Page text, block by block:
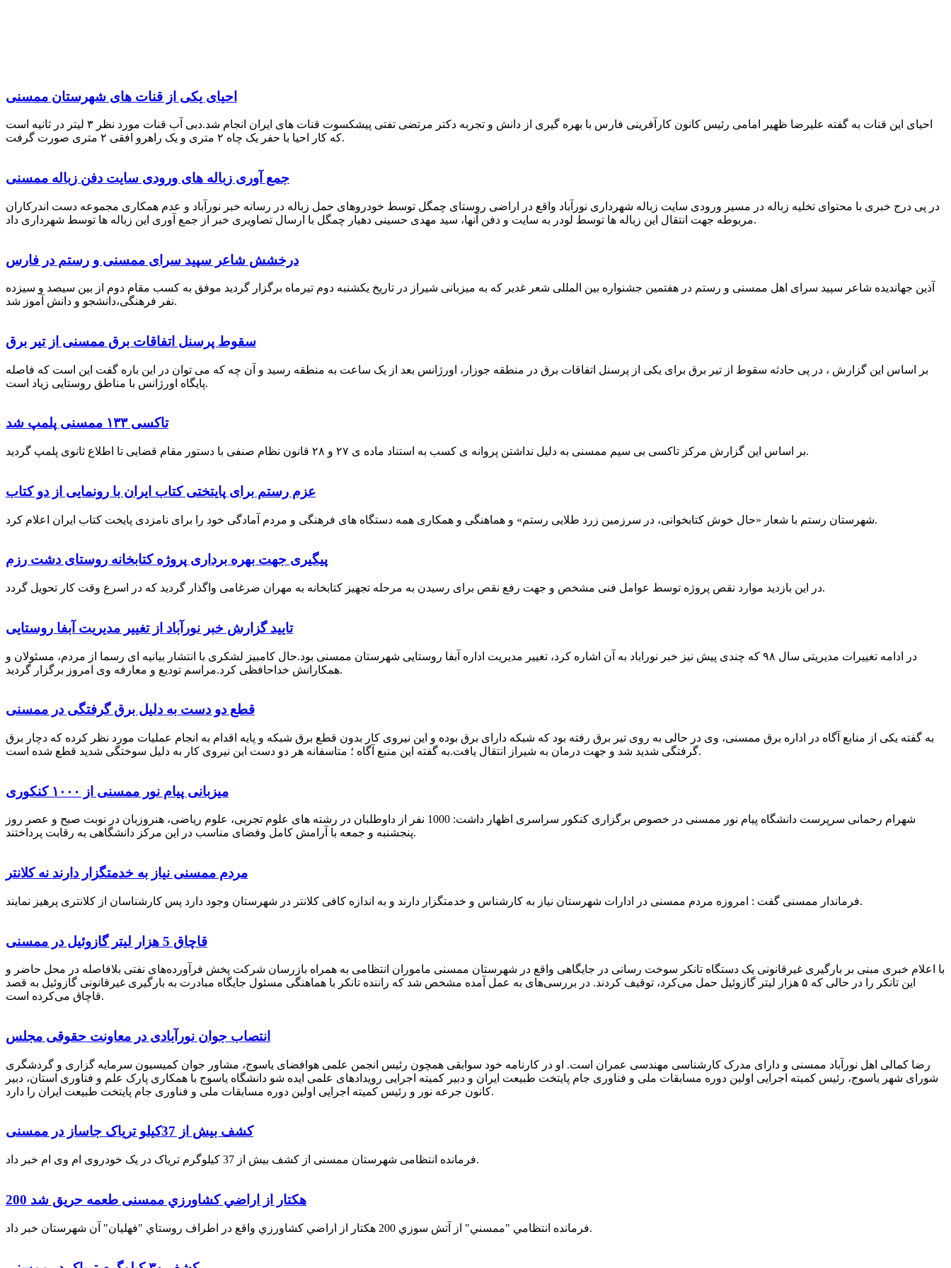
احیای یکی از قنات های شهرستان ممسنی
احیای این قنات به گفته علیرضا ظهیر امامی رئیس کانون کارآفرینی فارس با بهره گیری از دانش و تجربه دکتر مرتضی تفتی پیشکسوت قنات های ایران انجام شد.دبی آب قنات مورد نظر ۳ لیتر در ثانیه است
که کار احیا با حفر یک چاه ۲ متری و یک راهرو افقی ۲ متری صورت گرفت.
جمع آوری زباله های ورودی سایت دفن زباله ممسنی
در پی درج خبری با محتوای تخلیه زباله در مسیر ورودی سایت زباله شهرداری نورآباد واقع در اراضی روستای چمگل توسط خودروهای حمل زباله در رسانه خبر نورآباد و عدم همکاری مجموعه دست اندرکاران
مربوطه جهت انتقال این زباله ها توسط لودر به سایت و دفن آنها، سید مهدی حسینی دهیار چمگل با ارسال تصاویری خبر از جمع آوری این زباله ها توسط شهرداری داد.
درخشش شاعر سپید سرای ممسنی و رستم در فارس
آذین جهاندیده شاعر سپید سرای اهل ممسنی و رستم در هفتمین جشنواره بین المللی شعر غدیر که به میزبانی شیراز در تاریخ یکشنبه دوم تیرماه برگزار گردید موفق به کسب مقام دوم از بین سیصد و سیزده
نفر فرهنگی،دانشجو و دانش آموز شد.
سقوط پرسنل اتفاقات برق ممسنی از تیر برق
بر اساس این گزارش ، در پی حادثه سقوط از تیر برق برای یکی از پرسنل اتفاقات برق در منطقه جوزار، اورژانس بعد از یک ساعت به منطقه رسید و آن چه که می توان در این باره گفت این است که فاصله
پایگاه اورژانس با مناطق روستایی زیاد است.
تاکسی ۱۳۳ ممسنی پلمپ شد
بر اساس این گزارش مرکز تاکسی بی سیم ممسنی به دلیل نداشتن پروانه ی کسب به استناد ماده ی ۲۷ و ۲۸ قانون نظام صنفی با دستور مقام قضایی تا اطلاع ثانوی پلمپ گردید.
عزم رستم برای پایتختی کتاب ایران با رونمایی از دو کتاب
شهرستان رستم با شعار «حال خوش کتابخوانی، در سرزمین زرد طلایی رستم» و هماهنگی و همکاری همه دستگاه های فرهنگی و مردم آمادگی خود را برای نامزدی پایخت کتاب ایران اعلام کرد.
پیگیری جهت بهره برداری پروژه کتابخانه روستای دشت رزم
در این بازدید موارد نقص پروژه توسط عوامل فنی مشخص و جهت رفع نقص برای رسیدن به مرحله تجهیز کتابخانه به مهران ضرغامی واگذار گردید که در اسرع وقت کار تحویل گردد.
تایید گزارش خبر نورآباد از تغییر مدیریت آبفا روستایی
در ادامه تغییرات مدیریتی سال ۹۸ که چندی پیش نیز خبر نوراباد به آن اشاره کرد، تغییر مدیریت اداره آبفا روستایی شهرستان ممسنی بود.حال کامبیز لشکری با انتشار بیانیه ای رسما از مردم، مسئولان و
همکارانش خداحافظی کرد.مراسم تودیع و معارفه وی امروز برگزار گردید.
قطع دو دست به دلیل برق گرفتگی در ممسنی
به گفته یکی از منابع آگاه در اداره برق ممسنی، وی در حالی به روی تیر برق رفته بود که شبکه دارای برق بوده و این نیروی کار بدون قطع برق شبکه و پایه اقدام به انجام عملیات مورد نظر کرده که دچار برق
گرفتگی شدید شد و جهت درمان به شیراز انتقال یافت.به گفته این منبع آگاه ؛ متاسفانه هر دو دست این نیروی کار به دلیل سوختگی شدید قطع شده است.
میزبانی پیام نور ممسنی از ۱۰۰۰ کنکوری
شهرام رحمانی سرپرست دانشگاه پیام نور ممسنی در خصوص برگزاری کنکور سراسری اظهار داشت: 1000 نفر از داوطلبان در رشته های علوم تجربی، علوم ریاضی، هنروزبان در نوبت صبح و عصر روز
پنجشنبه و جمعه با آرامش کامل وفضای مناسب در این مرکز دانشگاهی به رقابت پرداختند.
مردم ممسنی نیاز به خدمتگزار دارند نه کلانتر
فرماندار ممسنی گفت : امروزه مردم ممسنی در ادارات شهرستان نیاز به کارشناس و خدمتگزار دارند و به اندازه کافی کلانتر در شهرستان وجود دارد پس کارشناسان از کلانتری پرهیز نمایند.
قاچاق 5 هزار لیتر گازوئیل در ممسنی
با اعلام خبری مبنی بر بارگیری غیرقانونی یک دستگاه تانکر سوخت رسانی در جایگاهی واقع در شهرستان ممسنی ماموران انتظامی به همراه بازرسان شرکت پخش فرآورده‌های نفتی بلافاصله در محل حاضر و
این تانکر را در حالی که ۵ هزار لیتر گازوئیل حمل می‌کرد، توقیف کردند. در بررسی‌های به عمل آمده مشخص شد که راننده تانکر با هماهنگی مسئول جایگاه مبادرت به بارگیری غیرقانونی گازوئیل به قصد
قاچاق می‌کرده است.
انتصاب جوان نورآبادی در معاونت حقوقی مجلس
رضا کمالی اهل نورآباد ممسنی و دارای مدرک کارشناسی مهندسی عمران است. او در کارنامه خود سوابقی همچون رئیس انجمن علمی هوافضای یاسوج، مشاور جوان کمیسیون سرمایه گزاری و گردشگری
شورای شهر یاسوج، رئیس کمیته اجرایی اولین دوره مسابقات ملی و فناوری جام پایتخت طبیعت ایران و دبیر کمیته اجرایی رویدادهای علمی ایده شو دانشگاه یاسوج با همکاری پارک علم و فناوری استان، دبیر
کانون جرعه نور و رئیس کمیته اجرایی اولین دوره مسابقات ملی و فناوری جام پایتخت طبیعت ایران را دارد.
کشف بیش از 37کیلو تریاک جاساز در ممسنی
فرمانده انتظامی شهرستان ممسنی از کشف بیش از 37 کیلوگرم تریاک در یک خودروی ام وی ام خبر داد.
200 هكتار از اراضي كشاورزي ممسنی طعمه حریق شد
فرمانده انتظامي "ممسني" از آتش سوزي 200 هكتار از اراضي كشاورزي واقع در اطراف روستاي "فهلیان" آن شهرستان خبر داد.